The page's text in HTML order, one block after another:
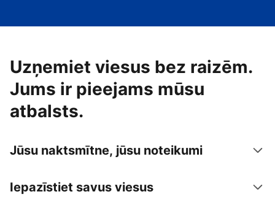
Uzņemiet viesus bez raizēm.
Jums ir pieejams mūsu
atbalsts.
Jūsu naktsmītne, jūsu noteikumi
Iepazīstiet savus viesus